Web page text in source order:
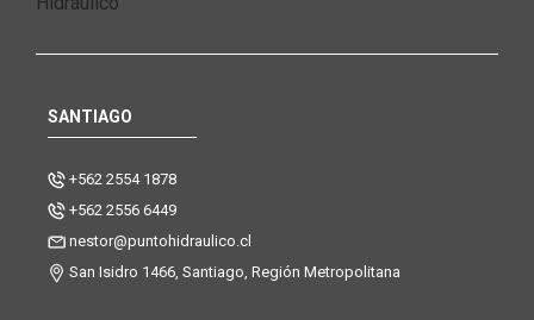
SANTIAGO
+562 2554 1878
+562 2556 6449
nestor@puntohidraulico.cl
San Isidro 1466, Santiago, Región Metropolitana